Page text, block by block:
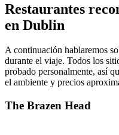
Restaurantes
en Dublin
A continuación hablaremos
durante el viaje. Todos los
probado personalmente, así
el ambiente y precios
The Brazen Head